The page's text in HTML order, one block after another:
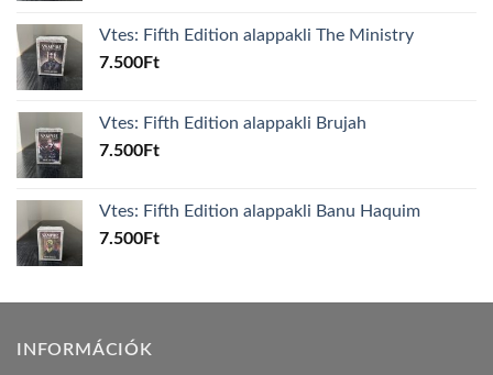
Vtes: Fifth Edition alappakli The Ministry
7.500Ft
Vtes: Fifth Edition alappakli Brujah
7.500Ft
Vtes: Fifth Edition alappakli Banu Haquim
7.500Ft
INFORMÁCIÓK